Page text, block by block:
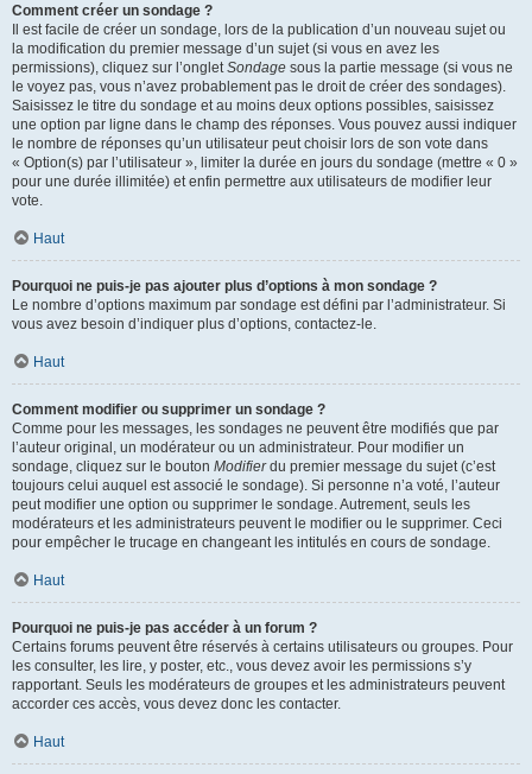
Comment créer un sondage ?
Il est facile de créer un sondage, lors de la publication d’un nouveau sujet ou
la modification du premier message d’un sujet (si vous en avez les
permissions), cliquez sur l’ongletSondage sous la partie message (si vous ne
le voyez pas, vous n’avez probablement pas le droit de créer des sondages).
Saisissez le titre du sondage et au moins deux options possibles, saisissez
une option par ligne dans le champ des réponses. Vous pouvez aussi indiquer
le nombre de réponses qu’un utilisateur peut choisir lors de son vote dans
« Option(s) par l’utilisateur », limiter la durée en jours du sondage (mettre « 0 »
pour une durée illimitée) et enfin permettre aux utilisateurs de modifier leur
vote.
Haut
Pourquoi ne puis-je pas ajouter plus d’options à mon sondage ?
Le nombre d’options maximum par sondage est défini par l’administrateur. Si
vous avez besoin d’indiquer plus d’options, contactez-le.
Haut
Comment modifier ou supprimer un sondage ?
Comme pour les messages, les sondages ne peuvent être modifiés que par
l’auteur original, un modérateur ou un administrateur. Pour modifier un
sondage, cliquez sur le bouton Modifierdu premier message du sujet (c’est
toujours celui auquel est associé le sondage). Si personne n’a voté, l’auteur
peut modifier une option ou supprimer le sondage. Autrement, seuls les
modérateurs et les administrateurs peuvent le modifier ou le supprimer. Ceci
pour empêcher le trucage en changeant les intitulés en cours de sondage.
Haut
Pourquoi ne puis-je pas accéder à un forum ?
Certains forums peuvent être réservés à certains utilisateurs ou groupes. Pour
les consulter, les lire, y poster, etc., vous devez avoir les permissions s’y
rapportant. Seuls les modérateurs de groupes et les administrateurs peuvent
accorder ces accès, vous devez donc les contacter.
Haut